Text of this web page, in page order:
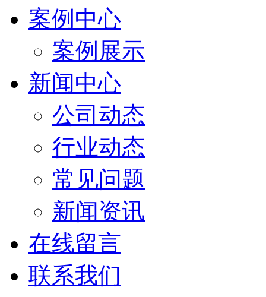
案例中心
案例展示
新闻中心
公司动态
行业动态
常见问题
新闻资讯
在线留言
联系我们